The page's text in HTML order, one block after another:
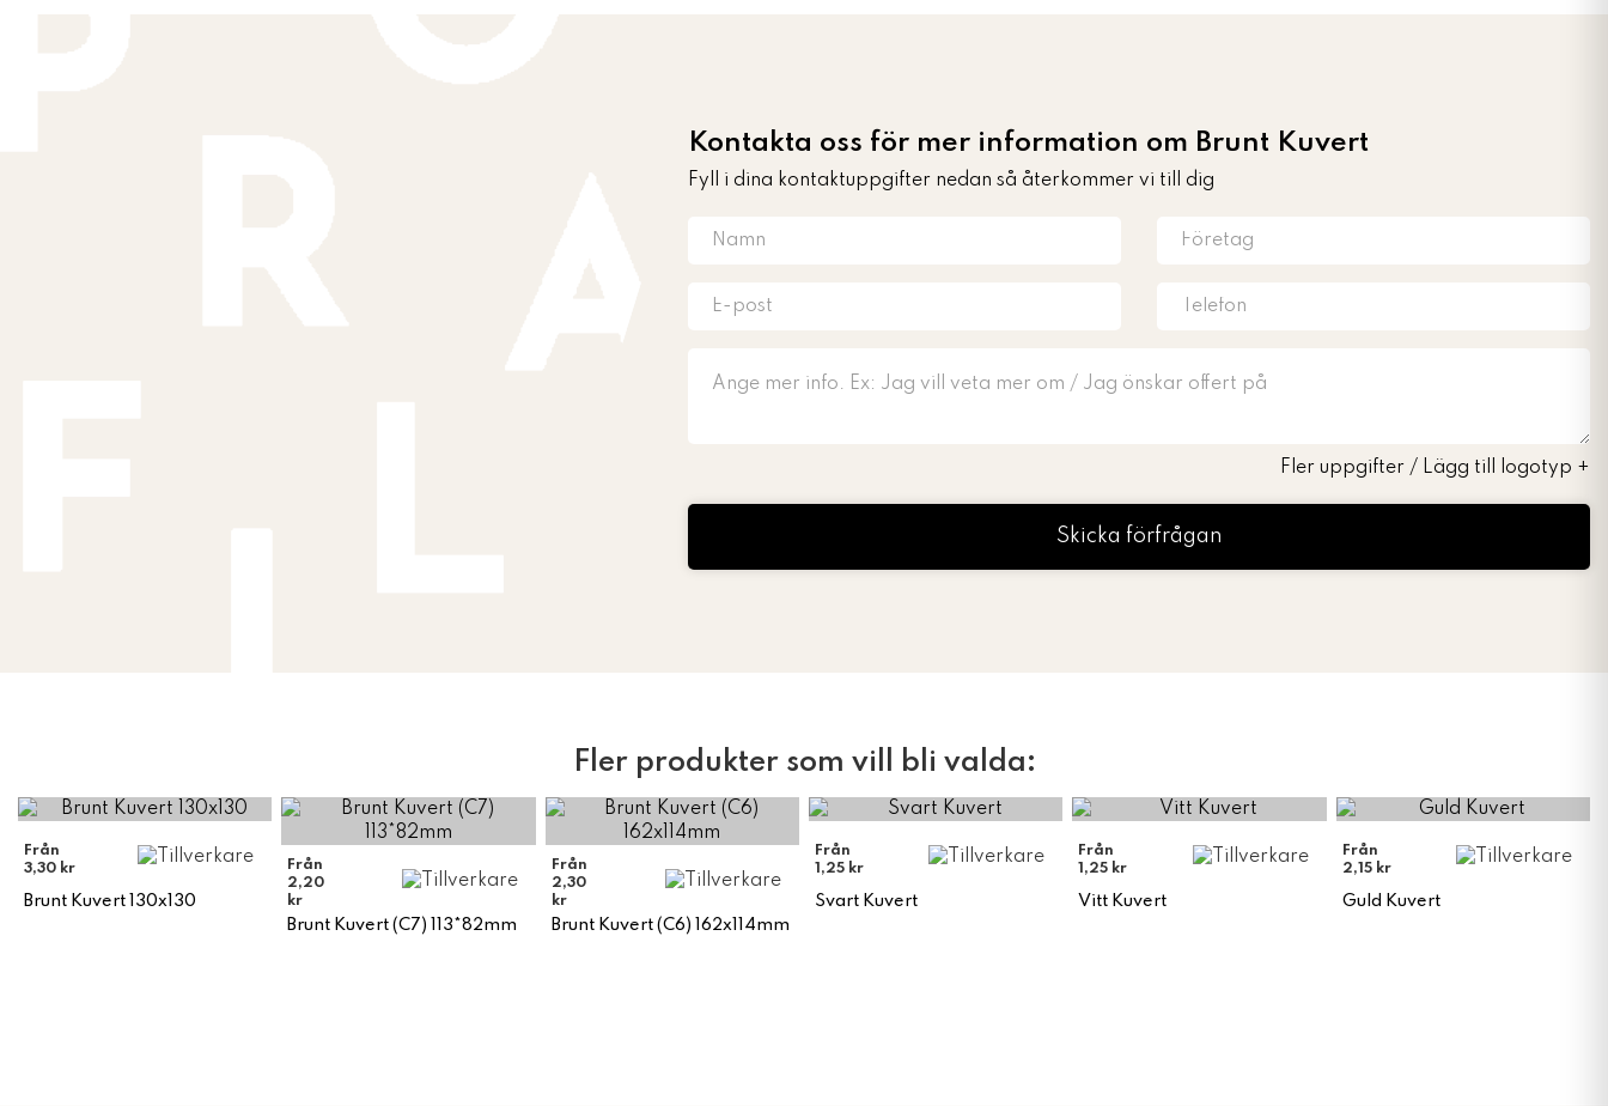
Kontakta oss för mer information om Brunt Kuvert
Fyll i dina kontaktuppgifter nedan så återkommer vi till dig
Fler uppgifter / Lägg till logotyp +
Skicka förfrågan
Fler produkter som vill bli valda:
Från
3,30 kr
Brunt Kuvert 130x130
Från
2,20
kr
Brunt Kuvert (C7) 113*82mm
Från
2,30
kr
Brunt Kuvert (C6) 162x114mm
Från
1,25 kr
Svart Kuvert
Från
1,25 kr
Vitt Kuvert
Från
2,15 kr
Guld Kuvert